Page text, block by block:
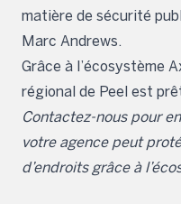
matière de sécurité
Marc Andrews.
Grâce à l’écosystème
régional de Peel est
Contactez-nous pour
votre agence peut
d’endroits grâce à